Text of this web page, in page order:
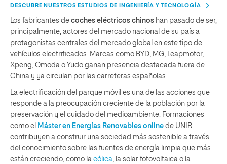
DESCUBRE NUESTROS ESTUDIOS DE INGENIERÍA Y TECNOLOGÍA
Los fabricantes de coches eléctricos chinos han pasado de ser,
principalmente, actores del mercado nacional de su país a
protagonistas centrales del mercado global en este tipo de
vehículos electrificados. Marcas como BYD, MG, Leapmotor,
Xpeng, Omoda o Yudo ganan presencia destacada fuera de
China y ya circulan por las carreteras españolas.
La electrificación del parque móvil es una de las acciones que
responde a la preocupación creciente de la población por la
preservación y el cuidado del medioambiente. Formaciones
como el Máster en Energías Renovables online de UNIR
contribuyen a construir una sociedad más sostenible a través
del conocimiento sobre las fuentes de energía limpia que más
están creciendo, como la eólica , la solar fotovoltaica o la